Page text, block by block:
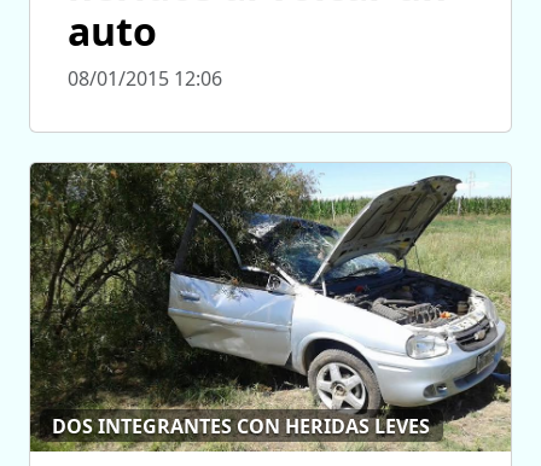
auto
08/01/2015 12:06
DOS INTEGRANTES CON HERIDAS LEVES